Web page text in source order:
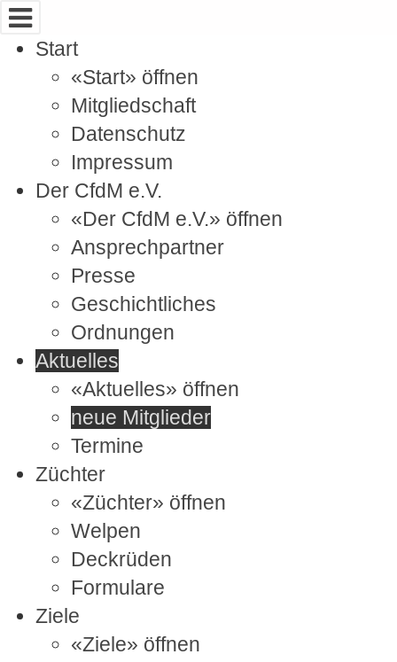
Start
«Start» öffnen
Mitgliedschaft
Datenschutz
Impressum
Der CfdM e.V.
«Der CfdM e.V.» öffnen
Ansprechpartner
Presse
Geschichtliches
Ordnungen
Aktuelles
«Aktuelles» öffnen
neue Mitglieder
Termine
Züchter
«Züchter» öffnen
Welpen
Deckrüden
Formulare
Ziele
«Ziele» öffnen
Cookie-Einstellungen